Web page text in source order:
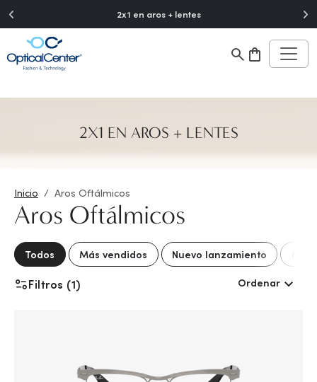
2x1 en aros + lentes
2X1 EN AROS + LENTES
Inicio Aros Oftálmicos
Aros Oftálmicos
Todos Más vendidos Nuevo lanzamiento
Filtros (1) Ordenar